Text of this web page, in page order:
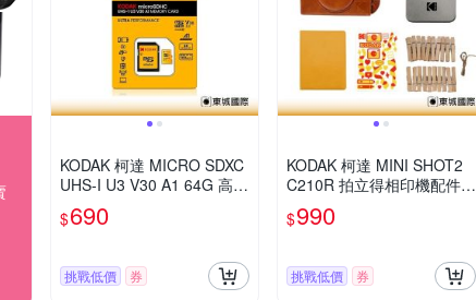
KODAK 柯達 MICRO SDXC
UHS-I U3 V30 A1 64G 高速
記憶卡(附轉卡)
$690
挑戰低價 券
KODAK 柯達 MINI SHOT2
C210R 拍立得相印機配件包
公司貨
$990
挑戰低價 券